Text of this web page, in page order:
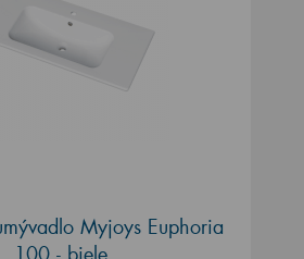
Myjoys Euphoria
100 - biele